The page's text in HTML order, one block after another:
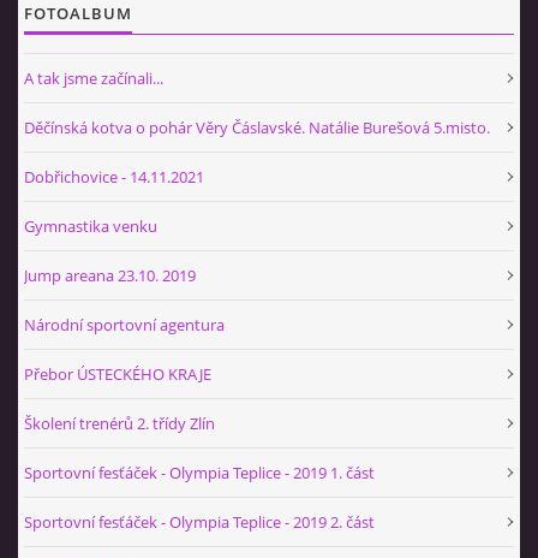
FOTOALBUM
A tak jsme začínali...
Děčínská kotva o pohár Věry Čáslavské. Natálie Burešová 5.misto.
Dobřichovice - 14.11.2021
Gymnastika venku
Jump areana 23.10. 2019
Národní sportovní agentura
Přebor ÚSTECKÉHO KRAJE
Školení trenérů 2. třídy Zlín
Sportovní fesťáček - Olympia Teplice - 2019 1. část
Sportovní fesťáček - Olympia Teplice - 2019 2. část